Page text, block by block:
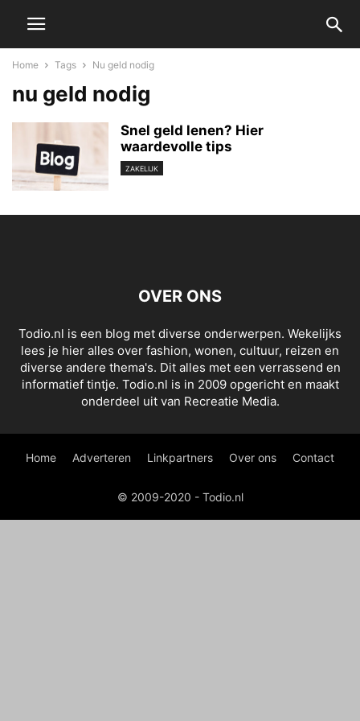
Home Tags Nu geld nodig
nu geld nodig
Snel geld lenen? Hier
waardevolle tips
ZAKELIJK
OVER ONS
Todio.nl is een blog met diverse onderwerpen. Wekelijks
lees je hier alles over fashion, wonen, cultuur, reizen en
diverse andere thema's. Dit alles met een verrassend en
informatief tintje. Todio.nl is in 2009 opgericht en maakt
onderdeel uit van Recreatie Media.
Home Adverteren Linkpartners Over ons Contact
© 2009-2020 - Todio.nl